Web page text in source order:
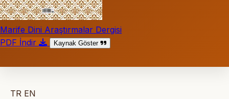
Marife Dini Araştırmalar Dergisi
PDF İndir
Kaynak Göster
TR EN